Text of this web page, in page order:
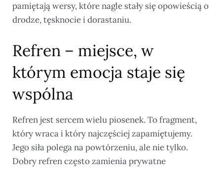
pamiętają wersy, które nagle stały się opowieścią o
drodze, tęsknocie i dorastaniu.
Refren – miejsce, w
którym emocja staje się
wspólna
Refren jest sercem wielu piosenek. To fragment,
który wraca i który najczęściej zapamiętujemy.
Jego siła polega na powtórzeniu, ale nie tylko.
Dobry refren często zamienia prywatne